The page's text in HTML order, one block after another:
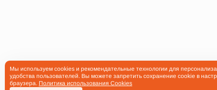
Мы используем cookies и рекомендательные технологии для
удобства пользователей. Вы можете запретить сохранение cookie в
браузера. Политика использования Cookies